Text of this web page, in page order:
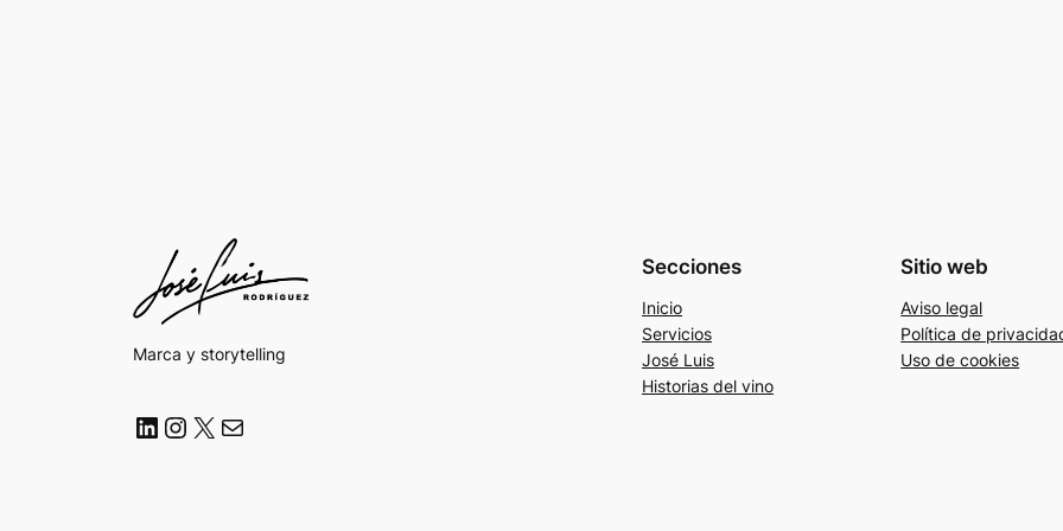
Marca y storytelling
LinkedIn Instagram X Correo electrónico
Secciones
Inicio
Servicios
José Luis
Historias del vino
Sitio web
Aviso legal
Política de
Uso de cookies